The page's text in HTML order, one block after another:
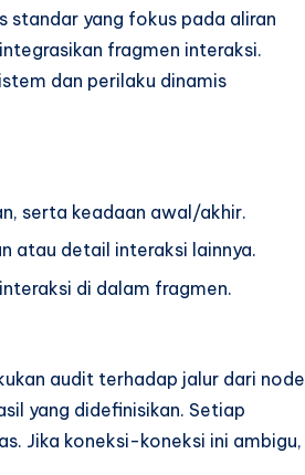
standar yang fokus pada aliran
fragmen interaksi.
dan perilaku dinamis
serta keadaan awal/akhir.
atau detail interaksi lainnya.
di dalam fragmen.
audit terhadap jalur dari node
yang didefinisikan. Setiap
Jika koneksi-koneksi ini ambigu,